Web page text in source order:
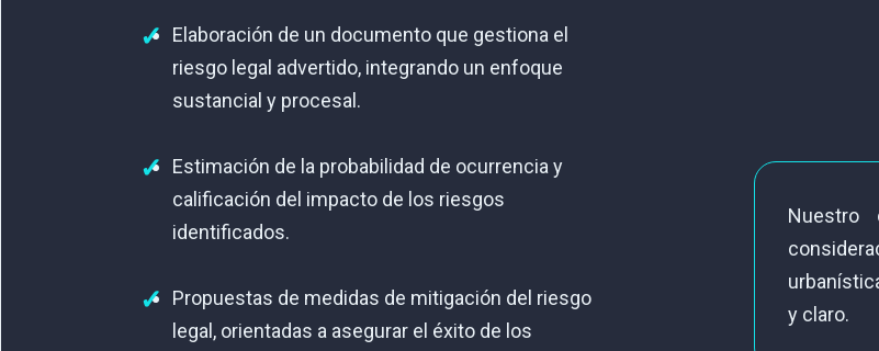
Elaboración de un documento que gestiona el
riesgo legal advertido, integrando un enfoque
sustancial y procesal.
Estimación de la probabilidad de ocurrencia y
calificación del impacto de los riesgos
identificados.
Propuestas de medidas de mitigación del riesgo
legal, orientadas a asegurar el éxito de los
y claro.